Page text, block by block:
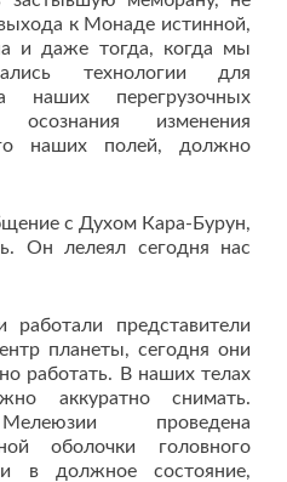
к Монаде истинной,
и даже тогда, когда мы
технологии для
наших перегрузочных
изменения
наших полей, должно
с Духом Кара-Бурун,
Он лелеял сегодня нас
работали представители
планеты, сегодня они
работать. В наших телах
аккуратно снимать.
проведена
оболочки головного
в должное состояние,